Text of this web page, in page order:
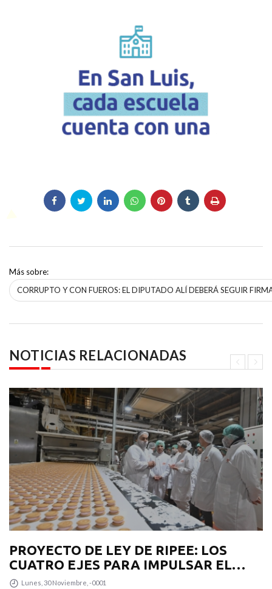
Más sobre:
CORRUPTO Y CON FUEROS: EL DIPUTADO ALÍ DEBERÁ SEGUIR
NOTICIAS RELACIONADAS
PROYECTO DE LEY DE RIPEE: LOS
CUATRO EJES PARA IMPULSAR EL
DESARROLLO PRODUCTIVO EN LA
Lunes, 30 Noviembre, -0001